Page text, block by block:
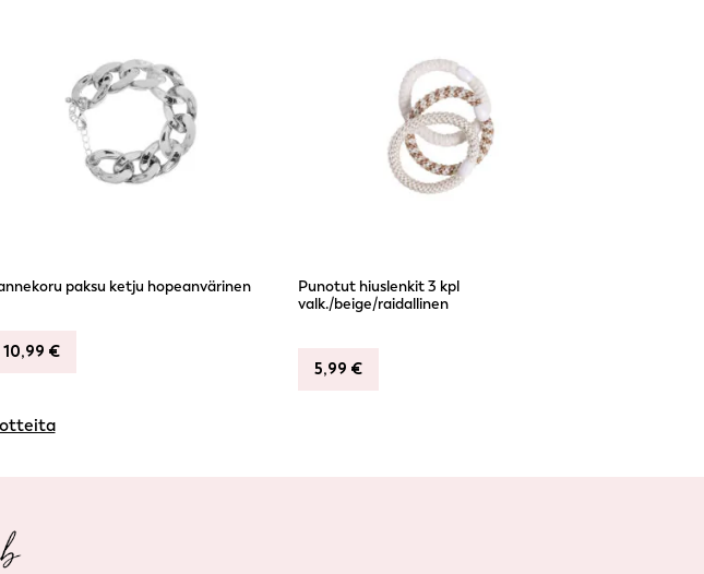
paksu ketju hopeanvärinen
10,99 €
Punotut hiuslenkit 3 kpl
valk./beige/raidallinen
5,99 €